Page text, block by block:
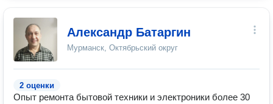
Александр Батаргин
Мурманск, Октябрьский округ
2 оценки
Опыт ремонта бытовой техники и электроники более 30